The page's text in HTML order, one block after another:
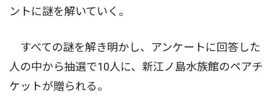
ントに謎を解いていく。
すべての謎を解き明かし、アンケートに回答した
人の中から抽選で10人に、新江ノ島水族館のペアチ
ケットが贈られる。